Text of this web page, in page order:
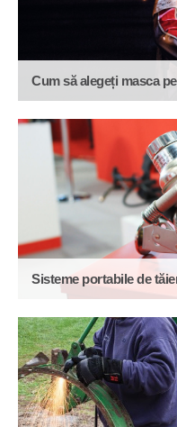
Cum să alegeți masca
Sisteme portabile de